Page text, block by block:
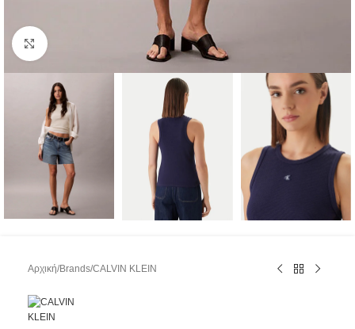
Κάντε κλικ για μεγέθυνση
Αρχική/Brands/CALVIN KLEIN